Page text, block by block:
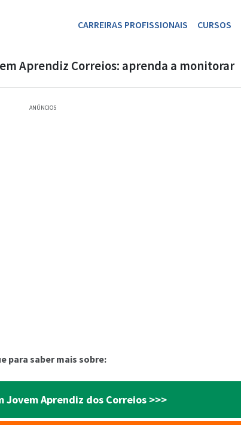
CARREIRAS PROFISSIONAIS CURSOS
Aprendiz Correios: aprenda a monitorar
ANÚNCIOS
para saber mais sobre:
Jovem Aprendiz dos Correios >>>